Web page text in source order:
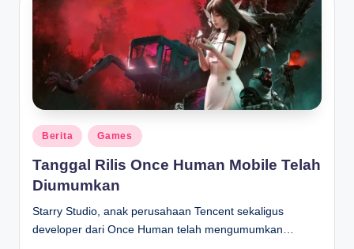
Posted
in
Berita Games
Tanggal Rilis Once Human Mobile Telah
Diumumkan
Starry Studio, anak perusahaan Tencent sekaligus
developer dari Once Human telah mengumumkan…